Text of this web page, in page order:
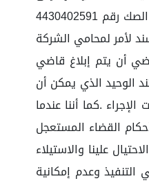
الدعوى المقامة من إبراهيم سعد الحربي في القضية رقم 4470583553 ضد شركة بازار الخليج للمطالبة بالتعويض عن أتعاب المحاماة في القضية الصادر بها الصك رقم 4430402591
تم تسليم السند لأمر لمحامي الشركة
أن يتم إبلاغ قاضي
الوحيد الذي يمكن أن
.كما أننا عندما
القضاء المستعجل
علينا والاستيلاء
وعدم إمكانية